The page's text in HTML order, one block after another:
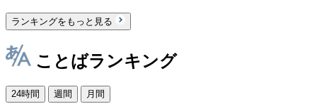
ランキングをもっと見る
ことばランキング
24時間 週間 月間